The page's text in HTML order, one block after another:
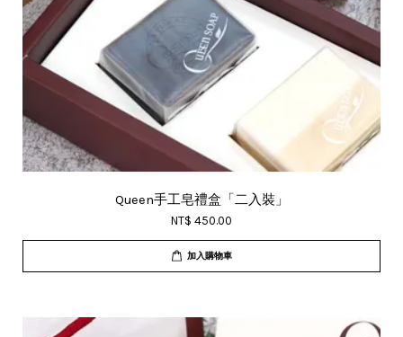
Queen手工皂禮盒「二入裝」
NT$ 450.00
加入購物車